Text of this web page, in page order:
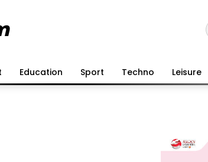
Education Sport Techno Leisure